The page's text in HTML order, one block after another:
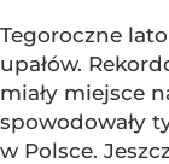
Tegoroczne
upałów.
miały miejsce
spowodowały
w Polsce.